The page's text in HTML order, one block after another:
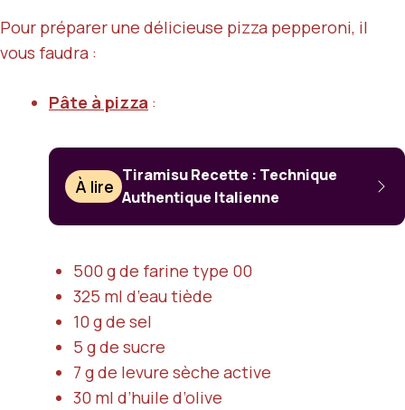
Pour préparer une délicieuse pizza pepperoni, il
vous faudra :
Pâte à pizza :
À lire
Tiramisu Recette : Technique
Authentique Italienne
500 g de farine type 00
325 ml d’eau tiède
10 g de sel
5 g de sucre
7 g de levure sèche active
30 ml d’huile d’olive